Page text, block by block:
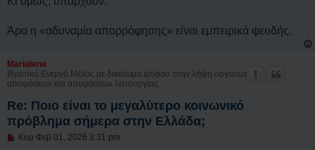
Άρα η «αδυναμία απορρόφησης» είναι εμπειρικά ψευδής.
Marialena
Ιδρυτικό Ενεργό Μέλος με δικαίωμα ψήφου στην λήψη οργανωτικών
αποφάσεων και αποφάσεων λειτουργίας
Re: Ποιο είναι το μεγαλύτερο κοινωνικό
πρόβλημα σήμερα στην Ελλάδα;
ΜΚυρ Φεβ 01, 2026 3:31 pm